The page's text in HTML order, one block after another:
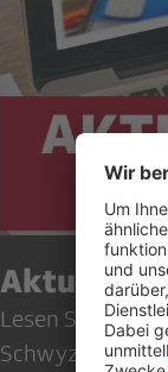
Aktuelles
Lesen Sie
Schwyz.